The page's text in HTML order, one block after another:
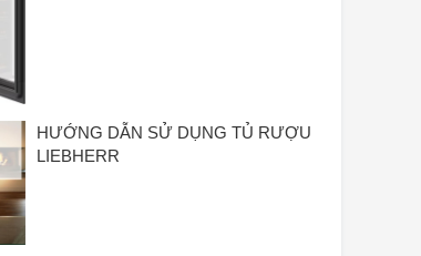
HƯỚNG DẪN SỬ DỤNG TỦ RƯỢU
LIEBHERR